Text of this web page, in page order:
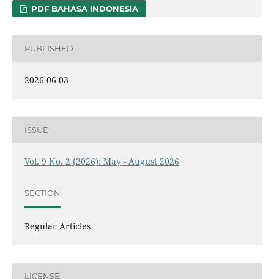
PDF BAHASA INDONESIA
PUBLISHED
2026-06-03
ISSUE
Vol. 9 No. 2 (2026): May - August 2026
SECTION
Regular Articles
LICENSE